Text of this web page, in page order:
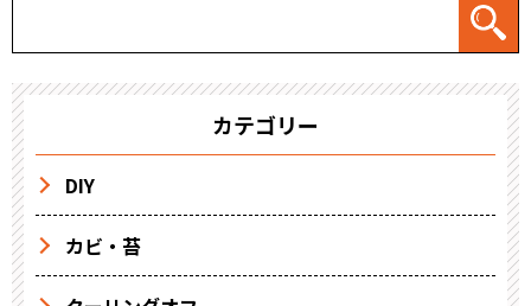
カテゴリー
DIY
カビ・苔